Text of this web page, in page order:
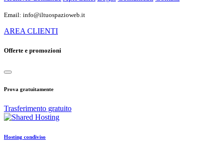
Email: info@iltuospazioweb.it
AREA CLIENTI
Offerte e promozioni
Prova gratuitamente
Trasferimento gratuito
Hosting condiviso